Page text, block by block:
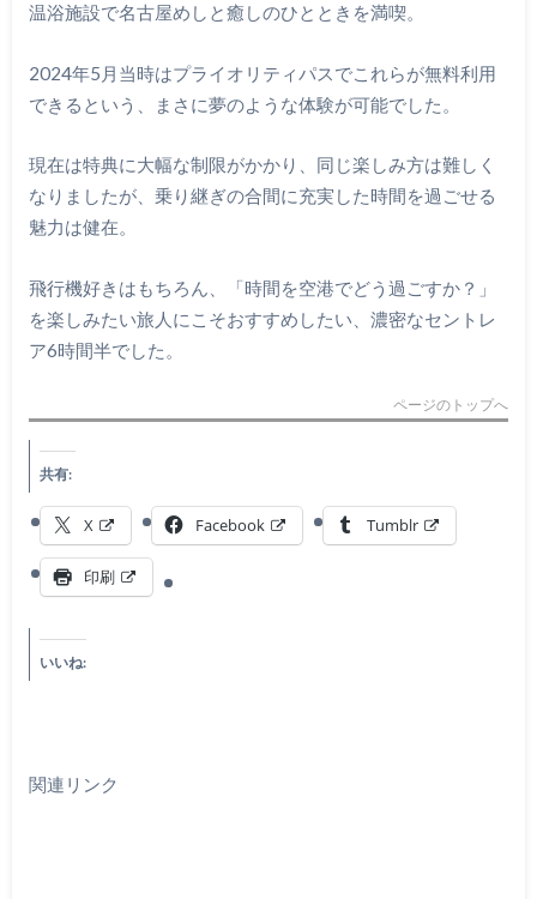
温浴施設で名古屋めしと癒しのひとときを満喫。
2024年5月当時はプライオリティパスでこれらが無料利用
できるという、まさに夢のような体験が可能でした。
現在は特典に大幅な制限がかかり、同じ楽しみ方は難しく
なりましたが、乗り継ぎの合間に充実した時間を過ごせる
魅力は健在。
飛行機好きはもちろん、「時間を空港でどう過ごすか？」
を楽しみたい旅人にこそおすすめしたい、濃密なセントレ
ア6時間半でした。
ページのトップへ
共有:
X Facebook Tumblr
印刷
いいね:
関連リンク